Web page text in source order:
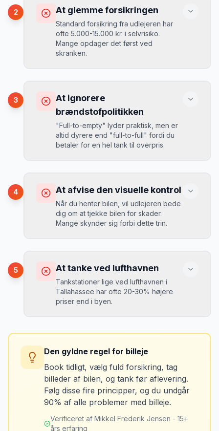
Du betaler 30-50% mere, og de bedste
biler er udsolgt.
Løsning
MJ
Mikkels erfaring
“I august 2024 så jeg priserne i
Tallahassee stige fra 189 kr/dag til 349
kr/dag på bare 2 uger. Book tidligt!
2 At glemme forsikringen
Standard forsikring fra udlejeren har
ofte 5.000-15.000 kr. i selvrisiko.
Mange opdager det først ved
skranken.
Ved selv en mindre skade kan du blive
opkrævet tusindvis af kroner.
Løsning
Book altid med fuld kaskoforsikring uden
MJ
Mikkels erfaring September 2023
“ En lille bule i døren kostede mig 8.000
kr. i selvrisiko. Siden har jeg altid
3
At ignorere
brændstofpolitikken
"Full-to-empty" lyder praktisk, men er
altid dyrere end "full-to-full" fordi du
betaler for en hel tank til overpris.
Du betaler 20-30% mere for brændstof,
da udlejeren tager høje benzinpriser.
Løsning
4 At afvise den visuelle kontrol
Når du henter bilen, vil udlejeren bede
dig om at tjekke bilen for skader.
Mange skynder sig forbi dette trin.
Du kan blive opkrævet for skader, der
var der før du fik bilen.
Løsning
brændstofmåleren.
MJ
Mikkels erfaring Oktober 2024
“Jeg fotograferer altid bilen fra alle
vinkler ved afhentning. Det har reddet
5 At tanke ved lufthavnen
Tankstationer lige ved lufthavnen i
Tallahassee har ofte 20-30% højere
priser end i byen.
sidste tankning.
Tank bilen op et par kilometer fra
lufthavnen dagen før aflevering. Priserne
er markant lavere.
Den gyldne regel for billeje
Book tidligt, vælg fuld forsikring, tag
billeder af bilen, og tank før aflevering.
Følg disse fire principper, og du undgår
90% af alle problemer med billeje.
Verificeret af Mikkel Frederik Jensen - 15+
års erfaring